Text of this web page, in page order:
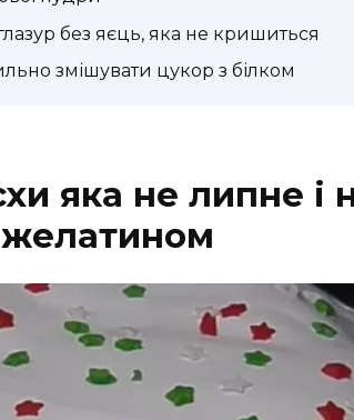
без яєць, яка не кришиться
змішувати цукор з білком
яка не липне і
желатином